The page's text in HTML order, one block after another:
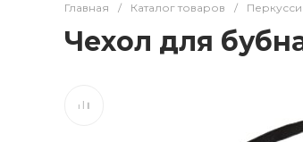
Главная / Каталог товаров /
Чехол для